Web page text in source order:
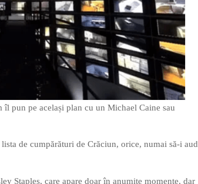
pun pe același plan cu un Michael Caine sau
de cumpărături de Crăciun, orice, numai să-i aud
Staples, care apare doar în anumite momente, dar